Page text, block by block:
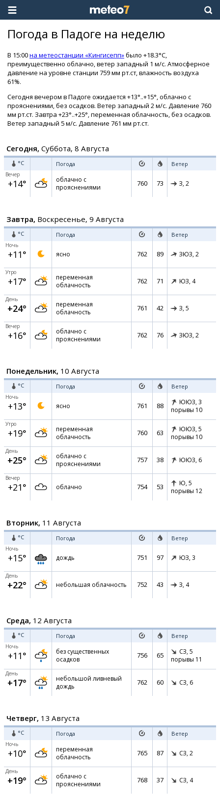
Погода в Падоге на неделю
В 15:00на метеостанции «Кингисепп»было +18.3°C,
преимущественно облачно, ветер западный 1 м/с. Атмосферное
давление на уровне станции 759 мм рт.ст, влажность воздуха
61%.
Сегодня вечером в Падоге ожидается +13°..+15°, облачно с
прояснениями, без осадков. Ветер западный 2 м/с. Давление 760
мм рт.ст. Завтра +23°..+25°, переменная облачность, без осадков.
Ветер западный 5 м/с. Давление 761 мм рт.ст.
Сегодня, Суббота, 8 Августа
°C Погода Ветер
Вечер
+14°
облачно с
прояснениями
760 73 З, 2
Завтра, Воскресенье, 9 Августа
°C Погода Ветер
Ночь
+11° ясно 762 89 ЗЮЗ, 2
Утро
+17°
переменная
облачность
762 71 ЮЗ, 4
День
+24°
переменная
облачность
761 42 З, 5
Вечер
+16°
облачно с
прояснениями
762 76 ЗЮЗ, 2
Понедельник, 10 Августа
°C Погода Ветер
Ночь
+13° ясно 761 88 ЮЮЗ, 3
порывы 10
Утро
+19°
переменная
облачность
760 63 ЮЮЗ, 5
порывы 10
День
+25°
облачно с
прояснениями
757 38 ЮЮЗ, 6
Вечер
+21° облачно 754 53 Ю, 5
порывы 12
Вторник, 11 Августа
°C Погода Ветер
Ночь
+15° дождь 751 97 ЮЗ, 3
День
+22° небольшая облачность 752 43 З, 4
Среда, 12 Августа
°C Погода Ветер
Ночь
+11°
без существенных
осадков
756 65 СЗ, 5
порывы 11
День
+17°
небольшой ливневый
дождь
762 60 СЗ, 6
Четверг, 13 Августа
°C Погода Ветер
Ночь
+10°
переменная
облачность
765 87 СЗ, 2
День
+19°
облачно с
прояснениями
768 37 СЗ, 4